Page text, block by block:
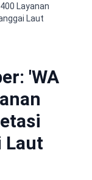
Layanan
Laut
'WA
Laut